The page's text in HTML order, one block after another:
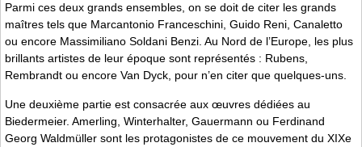
Parmi ces deux grands ensembles, on se doit de citer les grands
maîtres tels que Marcantonio Franceschini, Guido Reni, Canaletto
ou encore Massimiliano Soldani Benzi. Au Nord de l’Europe, les plus
brillants artistes de leur époque sont représentés : Rubens,
Rembrandt ou encore Van Dyck, pour n’en citer que quelques-uns.
Une deuxième partie est consacrée aux œuvres dédiées au
Biedermeier. Amerling, Winterhalter, Gauermann ou Ferdinand
Georg Waldmüller sont les protagonistes de ce mouvement du XIXe